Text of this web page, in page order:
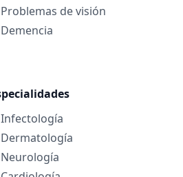
Problemas de visión
Demencia
Infectología
Dermatología
Neurología